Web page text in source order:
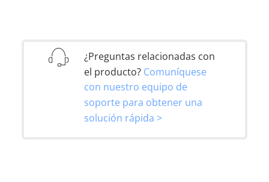
¿Preguntas relacionadas con
el producto? Comuníquese
con nuestro equipo de
soporte para obtener una
solución rápida >